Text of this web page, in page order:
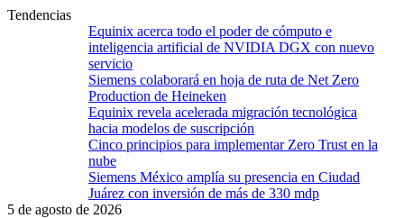
Tendencias
Equinix acerca todo el poder de cómputo e
inteligencia artificial de NVIDIA DGX con nuevo
servicio
Siemens colaborará en hoja de ruta de Net Zero
Production de Heineken
Equinix revela acelerada migración tecnológica
hacia modelos de suscripción
Cinco principios para implementar Zero Trust en la
nube
Siemens México amplía su presencia en Ciudad
Juárez con inversión de más de 330 mdp
5 de agosto de 2026